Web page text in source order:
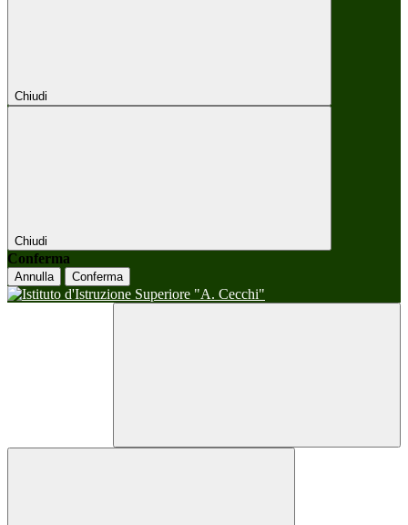
Chiudi
Chiudi
Conferma
Annulla Conferma